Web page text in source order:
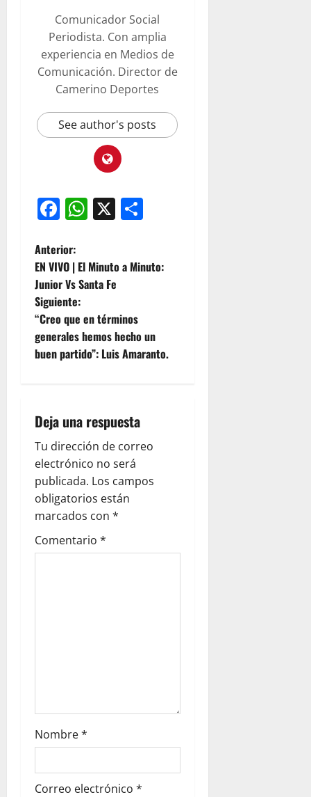
Comunicador Social
Periodista. Con amplia
experiencia en Medios de
Comunicación. Director de
Camerino Deportes
See author's posts
Facebook
WhatsApp
X
Anterior:
EN VIVO | El Minuto a Minuto:
Junior Vs Santa Fe
Siguiente:
“Creo que en términos
generales hemos hecho un
buen partido”: Luis Amaranto.
Deja una respuesta
Tu dirección de correo
electrónico no será
publicada. Los campos
obligatorios están
marcados con *
Comentario *
Nombre*
Correo electrónico *